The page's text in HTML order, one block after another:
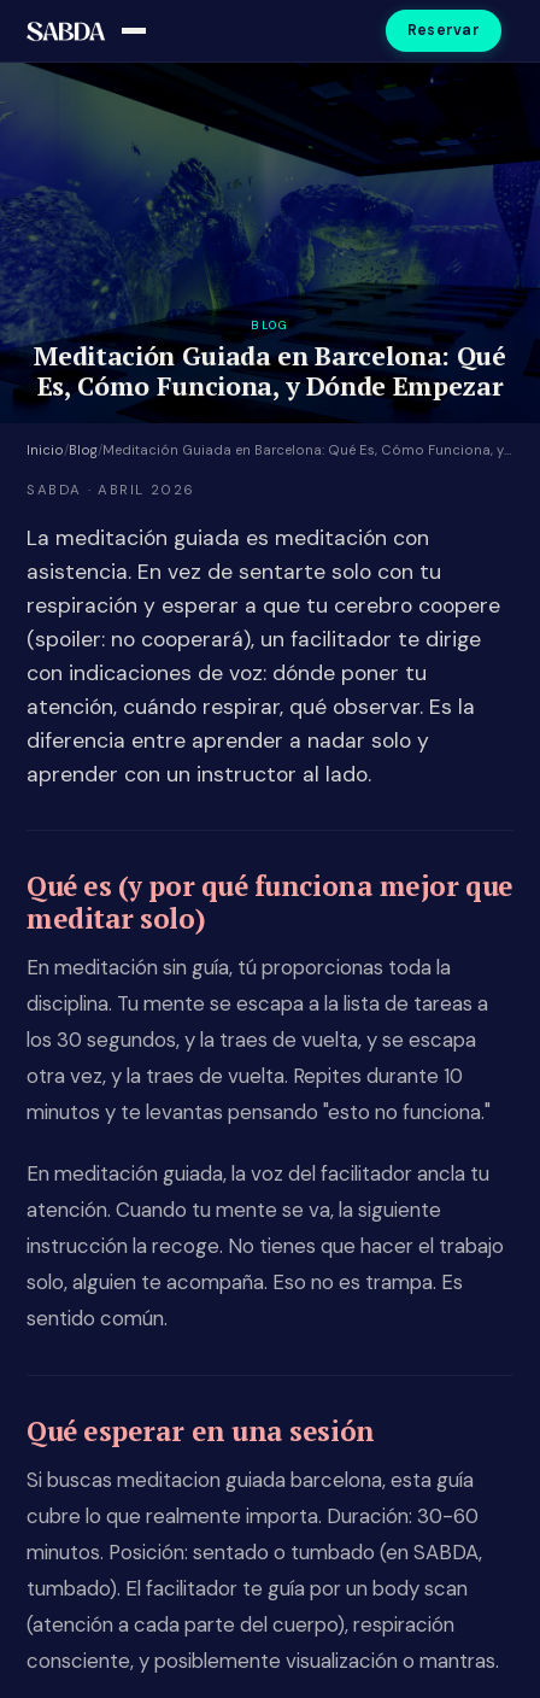
Reservar
BLOG
Meditación Guiada en Barcelona: Qué
Es, Cómo Funciona, y Dónde Empezar
Inicio/Blog/
SABDA · ABRIL 2026
La meditación guiada es meditación con
asistencia. En vez de sentarte solo con tu
respiración y esperar a que tu cerebro coopere
(spoiler: no cooperará), un facilitador te dirige
con indicaciones de voz: dónde poner tu
atención, cuándo respirar, qué observar. Es la
diferencia entre aprender a nadar solo y
aprender con un instructor al lado.
Qué es (y por qué funciona mejor que
meditar solo)
En meditación sin guía, tú proporcionas toda la
disciplina. Tu mente se escapa a la lista de tareas a
los 30 segundos, y la traes de vuelta, y se escapa
otra vez, y la traes de vuelta. Repites durante 10
minutos y te levantas pensando "esto no funciona."
En meditación guiada, la voz del facilitador ancla tu
atención. Cuando tu mente se va, la siguiente
instrucción la recoge. No tienes que hacer el trabajo
solo, alguien te acompaña. Eso no es trampa. Es
sentido común.
Qué esperar en una sesión
Si buscas meditacion guiada barcelona, esta guía
cubre lo que realmente importa. Duración: 30-60
minutos. Posición: sentado o tumbado (en SABDA,
tumbado). El facilitador te guía por un body scan
(atención a cada parte del cuerpo), respiración
consciente, y posiblemente visualización o mantras.